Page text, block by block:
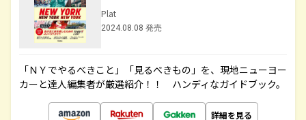
Plat
2024.08.08 発売
「ＮＹでやるべきこと」「見るべきもの」を、現地ニューヨー
カーと達人編集者が厳選紹介！！ ハンディなガイドブック。
詳細を見る